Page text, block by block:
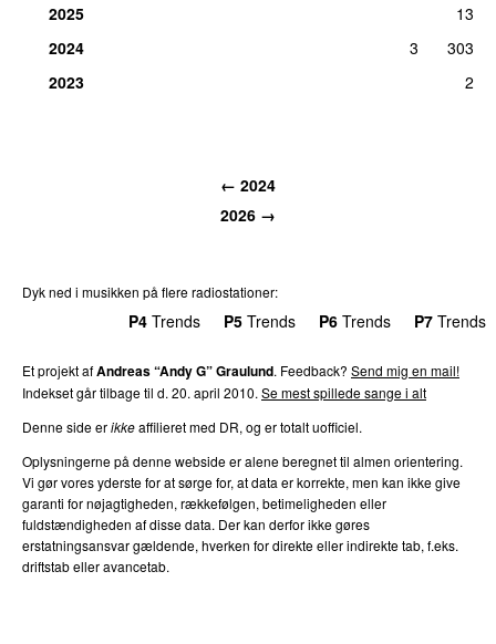
2025
13
2024
3
303
2023
2
← 2024
2026 →
Dyk ned i musikken på flere radiostationer:
P4 Trends P5 Trends P6 Trends P7 Trends
Et projekt afAndreas “Andy G” Graulund. Feedback? Send mig en mail!
Indekset går tilbage til d. 20. april 2010. Se mest spillede sange i alt
Denne side erikkeaffilieret med DR, og er totalt uofficiel.
Oplysningerne på denne webside er alene beregnet til almen orientering.
Vi gør vores yderste for at sørge for, at data er korrekte, men kan ikke give
garanti for nøjagtigheden, rækkefølgen, betimeligheden eller
fuldstændigheden af disse data. Der kan derfor ikke gøres
erstatningsansvar gældende, hverken for direkte eller indirekte tab, f.eks.
driftstab eller avancetab.